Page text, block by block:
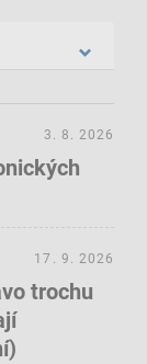
3. 8. 2026
trochu
17. 9. 2026